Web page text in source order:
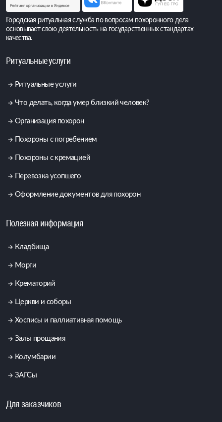
Городская ритуальная служба по вопросам похоронного дела
основывает свою деятельность на государственных стандартах
качества.
Ритуальные услуги
Ритуальные услуги
Что делать, когда умер близкий человек?
Организация похорон
Похороны с погребением
Похороны с кремацией
Перевозка усопшего
Оформление документов для похорон
Полезная информация
Кладбища
Морги
Крематорий
Церкви и соборы
Хосписы и паллиативная помощь
Залы прощания
Колумбарии
ЗАГСы
Для заказчиков